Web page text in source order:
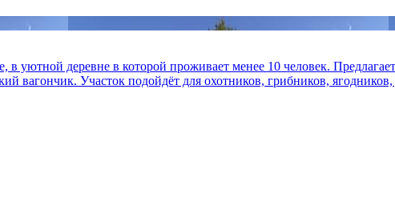
уютной деревне в которой проживает менее 10 человек.
вагончик. Участок подойдёт для охотников, грибников,